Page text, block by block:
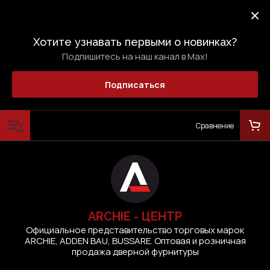
Хотите узнавать первыми о новинках?
Подпишитесь на наш канал в Max!
Подписаться
ARCHIE - ЦЕНТР
Официальное представительство торговых марок
ARCHIE, ADDEN BAU, BUSSARE. Оптовая и розничная
продажа дверной фурнитуры
Сравнение